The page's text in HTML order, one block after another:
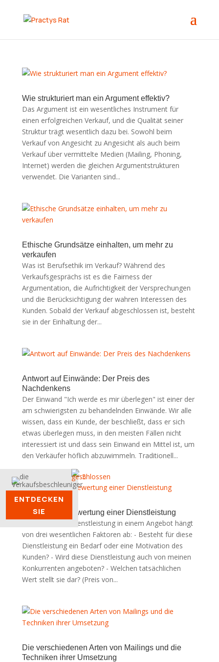
Wie strukturiert man ein Argument effektiv?
Das Argument ist ein wesentliches Instrument für
einen erfolgreichen Verkauf, und die Qualität seiner
Struktur trägt wesentlich dazu bei. Sowohl beim
Verkauf von Angesicht zu Angesicht als auch beim
Verkauf über vermittelte Medien (Mailing, Phoning,
Internet) werden die gleichen Argumentstrukturen
verwendet. Die Varianten sind...
Ethische Grundsätze einhalten, um mehr zu
verkaufen
Was ist Berufsethik im Verkauf? Während des
Verkaufsgesprächs ist es die Fairness der
Argumentation, die Aufrichtigkeit der Versprechungen
und die Berücksichtigung der wahren Interessen des
Kunden. Sobald der Verkauf abgeschlossen ist, besteht
sie in der Einhaltung der...
Antwort auf Einwände: Der Preis des
Nachdenkens
Der Einwand "Ich werde es mir überlegen" ist einer der
am schwierigsten zu behandelnden Einwände. Wir alle
wissen, dass ein Kunde, der beschließt, dass er sich
etwas überlegen muss, in den meisten Fällen nicht
interessiert ist und dass sein Einwand ein Mittel ist, um
den Verkäufer höflich abzuwimmeln. Traditionell...
Methode zur Bewertung einer Dienstleistung
Der Wert einer Dienstleistung in einem Angebot hängt
von drei wesentlichen Faktoren ab: - Besteht für diese
Dienstleistung ein Bedarf oder eine Motivation des
Kunden? - Wird diese Dienstleistung auch von meinen
Konkurrenten angeboten? - Welchen tatsächlichen
Wert stellt sie dar? (Preis von...
Die verschiedenen Arten von Mailings und die
Techniken ihrer Umsetzung
ENTDECKEN
SIE